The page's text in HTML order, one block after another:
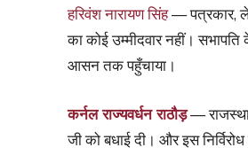
हरिवंश नारायण सिंह— पत्रकार,
का कोई उम्मीदवार नहीं।
आसन तक पहुँचाया।
कर्नल राज्यवर्धन राठौड़—
जी को बधाई दी। और इस